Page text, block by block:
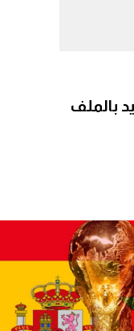
تشيد بالملف